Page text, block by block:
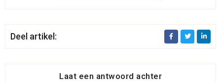
Deel artikel:
Laat een antwoord achter